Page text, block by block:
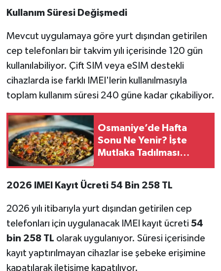
Kullanım Süresi Değişmedi
Mevcut uygulamaya göre yurt dışından getirilen
cep telefonları bir takvim yılı içerisinde 120 gün
kullanılabiliyor. Çift SIM veya eSIM destekli
cihazlarda ise farklı IMEI'lerin kullanılmasıyla
toplam kullanım süresi 240 güne kadar çıkabiliyor.
Osmaniye’de Hafta
Sonu Ne Yenir? İşte
Mutlaka Tadılması
2026 IMEI Kayıt Ücreti 54 Bin 258 TL
2026 yılı itibarıyla yurt dışından getirilen cep
telefonları için uygulanacak IMEI kayıt ücreti 54
bin 258 TL olarak uygulanıyor. Süresi içerisinde
kayıt yaptırılmayan cihazlar ise şebeke erişimine
kapatılarak iletişime kapatılıyor.